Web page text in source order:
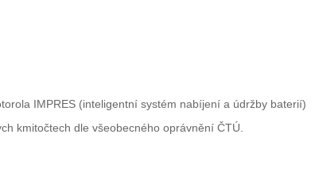
IMPRES (inteligentní systém nabíjení a údržby baterií)
kmitočtech dle všeobecného oprávnění ČTÚ.